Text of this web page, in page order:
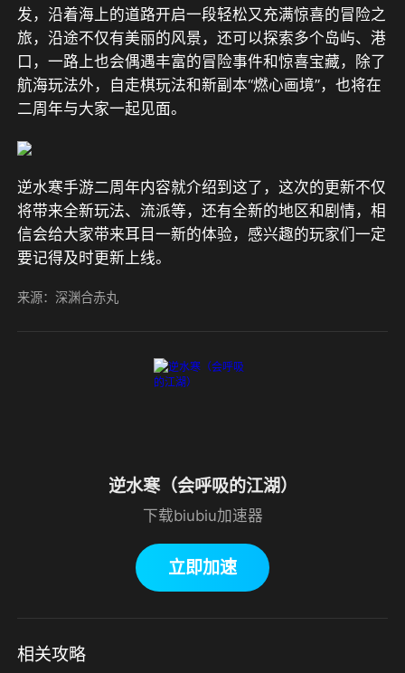
发，沿着海上的道路开启一段轻松又充满惊喜的冒险之
旅，沿途不仅有美丽的风景，还可以探索多个岛屿、港
口，一路上也会偶遇丰富的冒险事件和惊喜宝藏，除了
航海玩法外，自走棋玩法和新副本“燃心画境”，也将在
二周年与大家一起见面。
逆水寒手游二周年内容就介绍到这了，这次的更新不仅
将带来全新玩法、流派等，还有全新的地区和剧情，相
信会给大家带来耳目一新的体验，感兴趣的玩家们一定
要记得及时更新上线。
来源：深渊合赤丸
逆水寒（会呼吸的江湖）
下载biubiu加速器
立即加速
相关攻略